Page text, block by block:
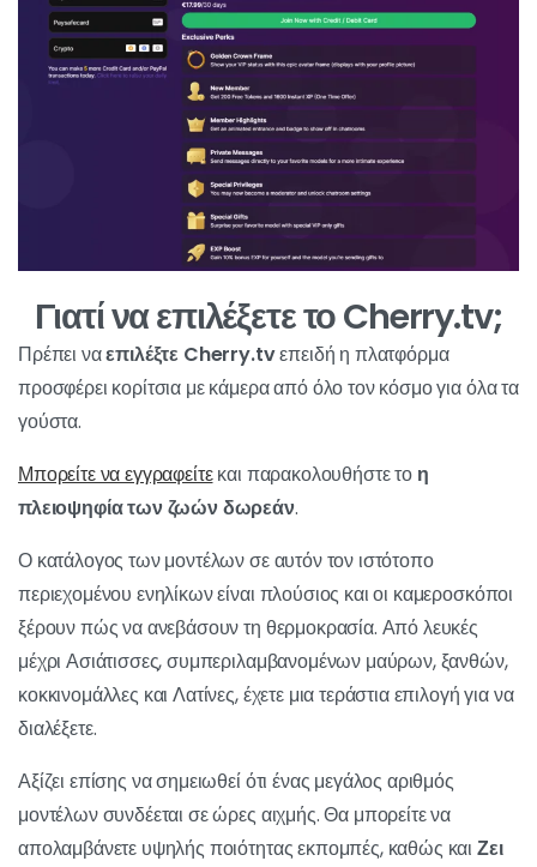
Γιατί να επιλέξετε το Cherry.tv;
Πρέπει ναεπιλέξτε Cherry.tvεπειδή η πλατφόρμα
προσφέρει κορίτσια με κάμερα από όλο τον κόσμο για όλα τα
γούστα.
Μπορείτε να εγγραφείτεκαι παρακολουθήστε το η
πλειοψηφία των ζωών δωρεάν.
Ο κατάλογος των μοντέλων σε αυτόν τον ιστότοπο
περιεχομένου ενηλίκων είναι πλούσιος και οι καμεροσκόποι
ξέρουν πώς να ανεβάσουν τη θερμοκρασία. Από λευκές
μέχρι Ασιάτισσες, συμπεριλαμβανομένων μαύρων, ξανθών,
κοκκινομάλλες και Λατίνες, έχετε μια τεράστια επιλογή για να
διαλέξετε.
Αξίζει επίσης να σημειωθεί ότι ένας μεγάλος αριθμός
μοντέλων συνδέεται σε ώρες αιχμής. Θα μπορείτε να
απολαμβάνετε υψηλής ποιότητας εκπομπές, καθώς και Ζει